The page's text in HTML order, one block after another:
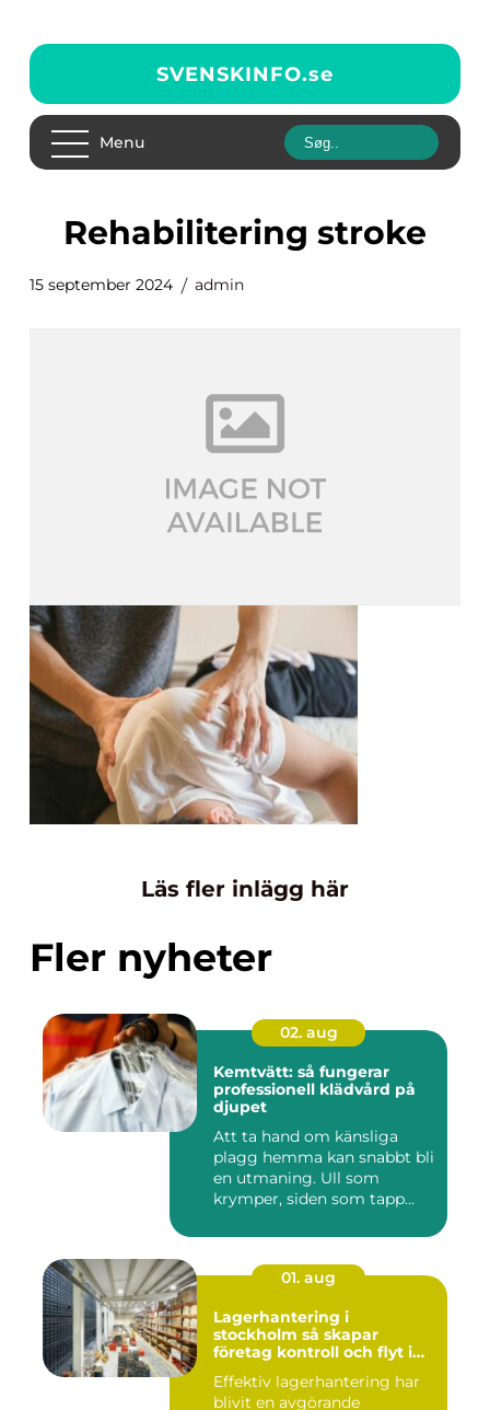
SVENSKINFO.se
Menu
rehabilitering stroke
15 september 2024 admin
Läs fler inlägg här
Fler nyheter
02. aug
Kemtvätt: så fungerar
professionell klädvård på
djupet
Att ta hand om känsliga
plagg hemma kan snabbt bli
en utmaning. Ull som
krymper, siden som tapp...
01. aug
Lagerhantering i
stockholm så skapar
företag kontroll och flyt i
Effektiv lagerhantering har
blivit en avgörande